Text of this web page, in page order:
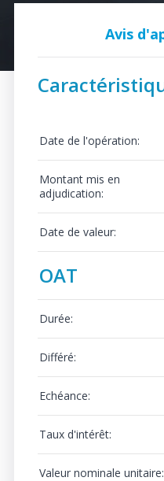
Avis
Date de l'opération:
Montant mis en
adjudication:
Date de valeur:
OAT
Durée:
Différé:
Echéance:
Taux d'intérêt:
Valeur nominale unitaire: